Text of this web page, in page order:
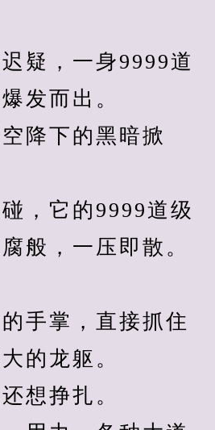
，一身9999道
发而出。
下的黑暗掀
它的9999道级
般，一压即散。
掌，直接抓住
的龙躯。
挣扎。